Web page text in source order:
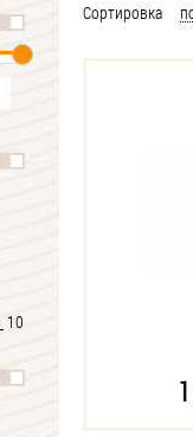
10
Сортировка